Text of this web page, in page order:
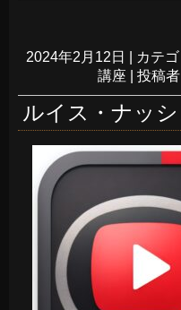
2024年2月12日 カテ
講座
投稿
ルイス・ナッ